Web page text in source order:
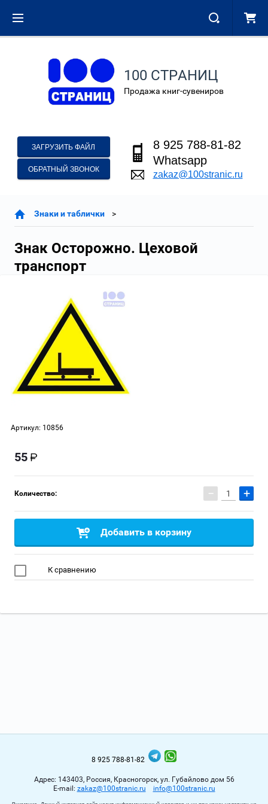
100 СТРАНИЦ
Продажа книг-сувениров
ЗАГРУЗИТЬ ФАЙЛ
ОБРАТНЫЙ ЗВОНОК
8 925 788-81-82
Whatsapp
zakaz@100stranic.ru
Знаки и таблички
Знак Осторожно. Цеховой
транспорт
Артикул: 10856
55
Количество: − +
Добавить в корзину
К сравнению
8 925 788-81-82
Адрес: 143403, Россия, Красногорск, ул. Губайлово дом 56
Е-mail: zakaz@100stranic.ru info@100stranic.ru